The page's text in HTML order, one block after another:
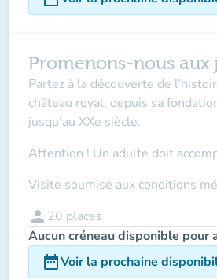
Promenons-nous aux
Partez à la découverte de
château royal, depuis sa
jusqu’au XXe siècle.
Attention ! Un adulte doit
Visite soumise aux conditions
person 20 places
Aucun créneau disponible pour
date_rangeVoir la prochaine